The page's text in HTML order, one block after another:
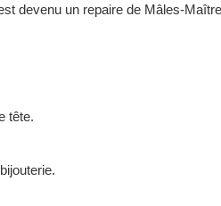
devenu un repaire de Mâles-
tête.